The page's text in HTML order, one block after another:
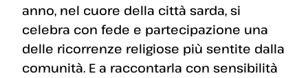
anno, nel cuore della città sarda, si
celebra con fede e partecipazione una
delle ricorrenze religiose più sentite dalla
comunità. E a raccontarla con sensibilità